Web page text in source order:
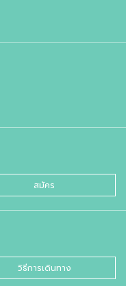
สมัคร
วิธีการเดินทาง